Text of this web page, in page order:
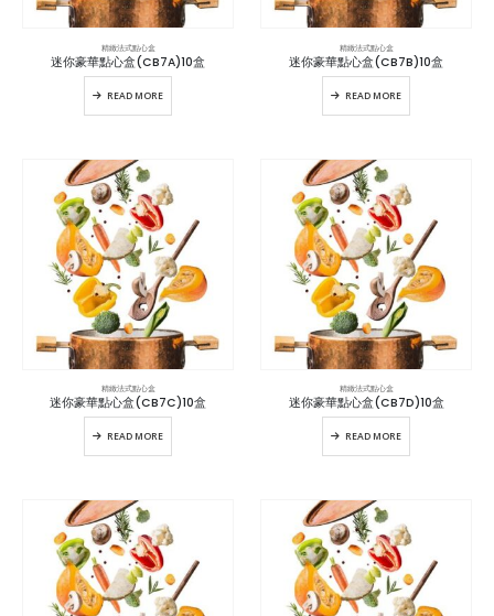
精緻法式點心盒
迷你豪華點心盒(CB7A)10盒
READ MORE
精緻法式點心盒
迷你豪華點心盒(CB7B)10盒
READ MORE
精緻法式點心盒
迷你豪華點心盒(CB7C)10盒
READ MORE
精緻法式點心盒
迷你豪華點心盒(CB7D)10盒
READ MORE